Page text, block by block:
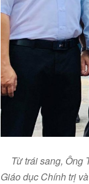
Từ trái sang, Ông
Giáo dục Chính trị